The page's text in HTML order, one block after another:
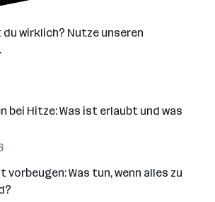
wirklich? Nutze unseren
.
bei Hitze: Was ist erlaubt und was
vorbeugen: Was tun, wenn alles zu